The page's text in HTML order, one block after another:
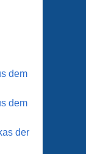
dem
dem
der